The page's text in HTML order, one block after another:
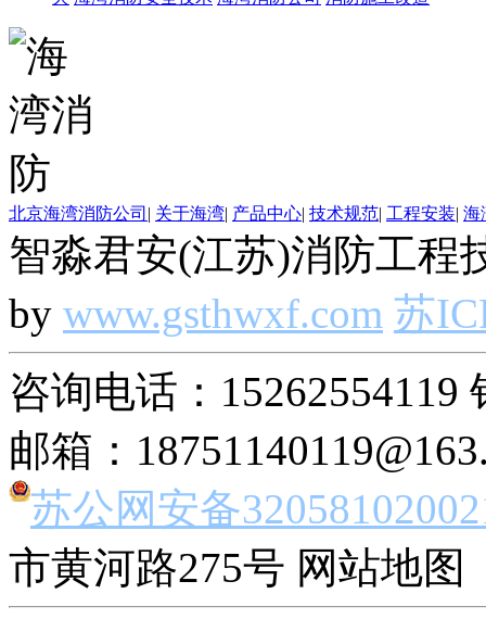
北京海湾消防公司 | 关于海湾| 产品中心| 技术规范| 工程安装| 海
智淼君安(江苏)消防工程
by www.gsthwxf.com 苏
咨询电话：15262554119
邮箱：
苏公网安备
市黄河路275号 网站地图